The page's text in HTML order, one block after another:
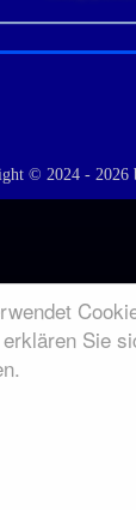
Sie
© 2024 - 2026